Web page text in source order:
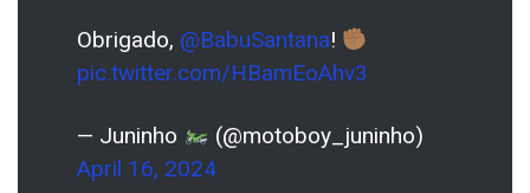
Obrigado, @BabuSantana!
pic.twitter.com/HBamEoAhv3
— Juninho
(@motoboy_juninho)
April 16, 2024